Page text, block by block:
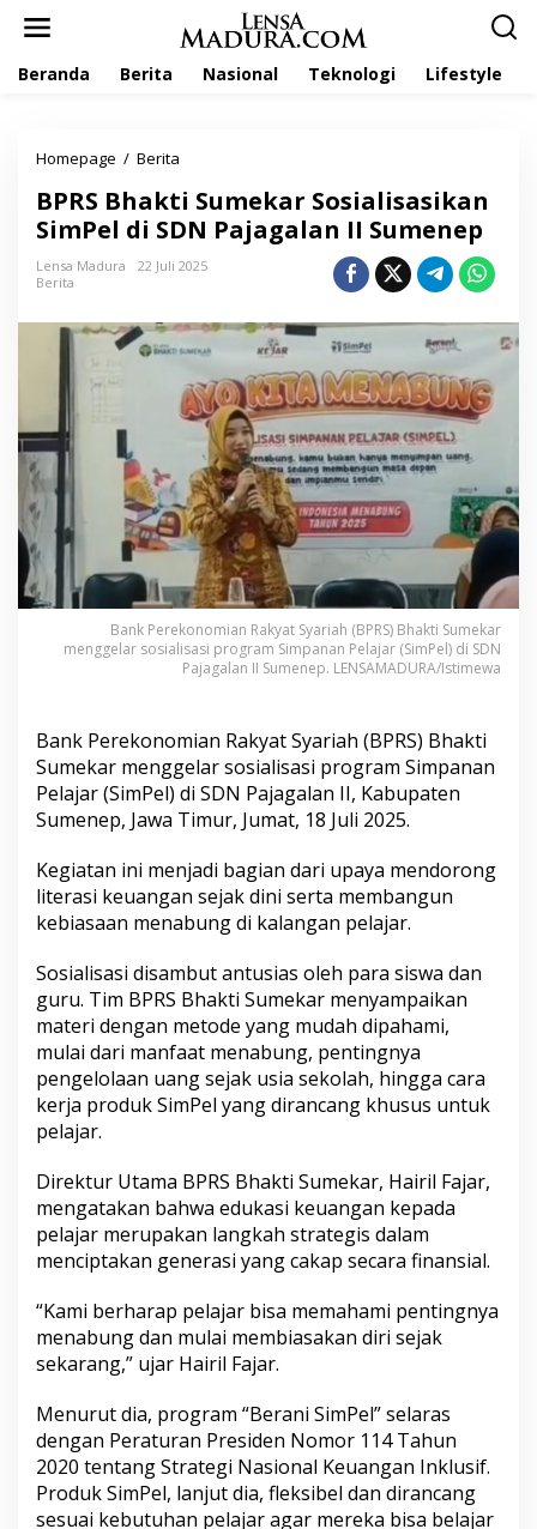
Beranda Berita Nasional Teknologi Lifestyle
Homepage / Berita
R
S
B
h
t
i
u
m
a
r
S
o
i
a
l
i
s
i
k
a
n
S
m
P
e
l
i
S
D
P
a
j
a
a
n
I
u
m
e
e
BPRS Bhakti Sumekar Sosialisasikan
SimPel di SDN Pajagalan II Sumenep
Lensa Madura
22 Juli 2025
Berita
Bank Perekonomian Rakyat Syariah (BPRS) Bhakti Sumekar
menggelar sosialisasi program Simpanan Pelajar (SimPel) di SDN
Pajagalan II Sumenep. LENSAMADURA/Istimewa
Bank Perekonomian Rakyat Syariah (BPRS) Bhakti
Sumekar menggelar sosialisasi program Simpanan
Pelajar (SimPel) di SDN Pajagalan II, Kabupaten
Sumenep, Jawa Timur, Jumat, 18 Juli 2025.
Kegiatan ini menjadi bagian dari upaya mendorong
literasi keuangan sejak dini serta membangun
kebiasaan menabung di kalangan pelajar.
Sosialisasi disambut antusias oleh para siswa dan
guru. Tim BPRS Bhakti Sumekar menyampaikan
materi dengan metode yang mudah dipahami,
mulai dari manfaat menabung, pentingnya
pengelolaan uang sejak usia sekolah, hingga cara
kerja produk SimPel yang dirancang khusus untuk
pelajar.
Direktur Utama BPRS Bhakti Sumekar, Hairil Fajar,
mengatakan bahwa edukasi keuangan kepada
pelajar merupakan langkah strategis dalam
menciptakan generasi yang cakap secara finansial.
“Kami berharap pelajar bisa memahami pentingnya
menabung dan mulai membiasakan diri sejak
sekarang,” ujar Hairil Fajar.
Menurut dia, program “Berani SimPel” selaras
dengan Peraturan Presiden Nomor 114 Tahun
2020 tentang Strategi Nasional Keuangan Inklusif.
Produk SimPel, lanjut dia, fleksibel dan dirancang
sesuai kebutuhan pelajar agar mereka bisa belajar